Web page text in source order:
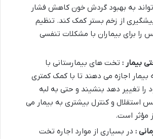
به بهبود گردش خون کاهش فشار
از زخم بستر کمک کند. تنظیم
را برای بیماران با مشکلات تنفسی
بیمار : تخت های بیمارستانی با
اجازه می دهند تا با کمک کمتری
را تغییر دهد بنشیند و حتی به لبه
استقلال و کنترل بیشتری به بیمار می
مؤثر است.
: در بسیاری از موارد اجاره تخت